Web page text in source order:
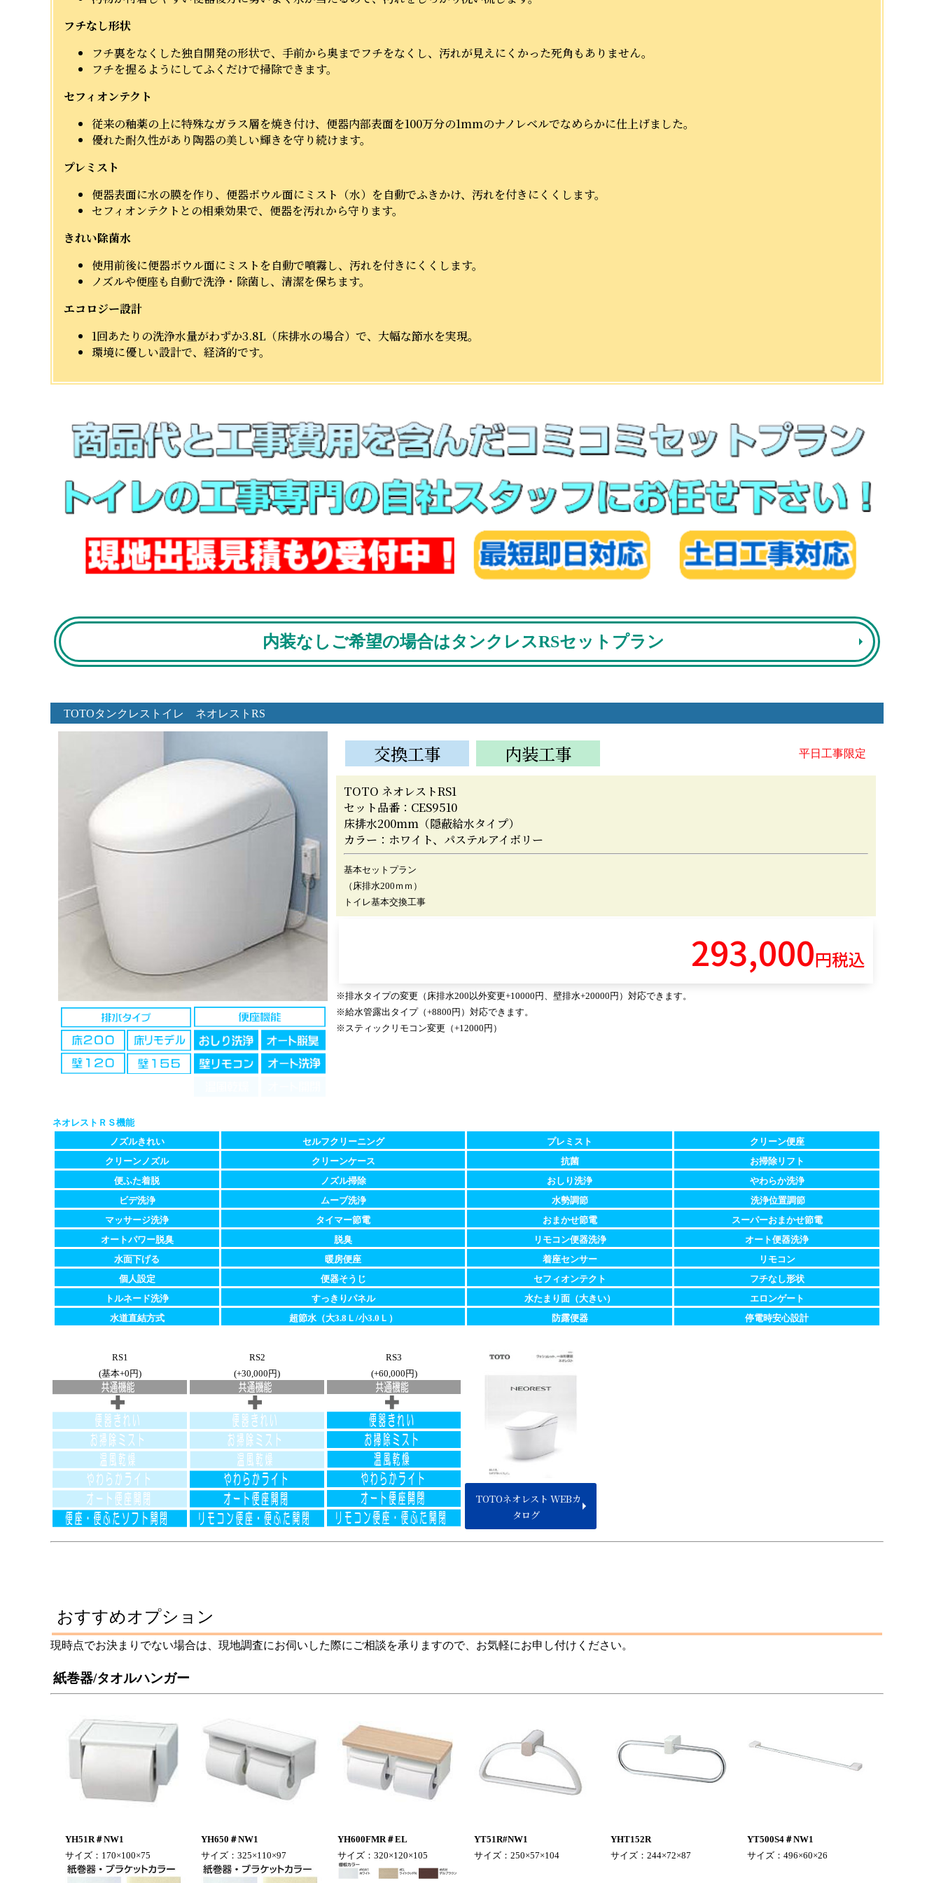
フチなし形状
フチ裏をなくした独自開発の形状で、手前から奥までフチをなくし、汚れが見えにくかった死角もありません。
フチを握るようにしてふくだけで掃除できます。
セフィオンテクト
従来の釉薬の上に特殊なガラス層を焼き付け、便器内部表面を100万分の1mmのナノレベルでなめらかに仕上げました。
優れた耐久性があり陶器の美しい輝きを守り続けます。
プレミスト
便器表面に水の膜を作り、便器ボウル面にミスト（水）を自動でふきかけ、汚れを付きにくくします。
セフィオンテクトとの相乗効果で、便器を汚れから守ります。
きれい除菌水
使用前後に便器ボウル面にミストを自動で噴霧し、汚れを付きにくくします。
ノズルや便座も自動で洗浄・除菌し、清潔を保ちます。
エコロジー設計
1回あたりの洗浄水量がわずか3.8L（床排水の場合）で、大幅な節水を実現。
環境に優しい設計で、経済的です。
内装なしご希望の場合はタンクレスRSセットプラン
TOTOタンクレストイレ ネオレストRS
交換工事 内装工事 平日工事限定
TOTO ネオレストRS1
セット品番：CES9510
床排水200mm（隠蔽給水タイプ）
カラー：ホワイト、パステルアイボリー
基本セットプラン
（床排水200ｍｍ）
トイレ基本交換工事
293,000円税込
※排水タイプの変更（床排水200以外変更+10000円、壁排水+20000円）対応できます。
※給水管露出タイプ（+8800円）対応できます。
※スティックリモコン変更（+12000円）
ネオレストＲＳ機能
ノズルきれい
セルフクリーニング プレミスト
クリーン便座
クリーンノズル
クリーンケース 抗菌
お掃除リフト
便ふた着脱
ノズル掃除 おしり洗浄
やわらか洗浄
ビデ洗浄
ムーブ洗浄 水勢調節
洗浄位置調節
マッサージ洗浄
タイマー節電 おまかせ節電
スーパーおまかせ節電
オートパワー脱臭
脱臭 リモコン便器洗浄
オート便器洗浄
水面下げる
暖房便座 着座センサー
リモコン
個人設定
便器そうじ セフィオンテクト
フチなし形状
トルネード洗浄
すっきりパネル 水たまり面（大きい）
エロンゲート
水道直結方式
超節水（大3.8Ｌ/小3.0Ｌ） 防露便器 停電時安心設計
RS1
(基本+0円)
RS2
(+30,000円)
RS3
(+60,000円)
TOTOネオレスト WEBカ
タログ
おすすめオプション
現時点でお決まりでない場合は、現地調査にお伺いした際にご相談を承りますので、お気軽にお申し付けください。
紙巻器/タオルハンガー
YH51R＃NW1
サイズ：170×100×75
YH650＃NW1
サイズ：325×110×97
YH600FMR＃EL
サイズ：320×120×105
YT51R#NW1
サイズ：250×57×104
YHT152R
サイズ：244×72×87
YT500S4＃NW1
サイズ：496×60×26